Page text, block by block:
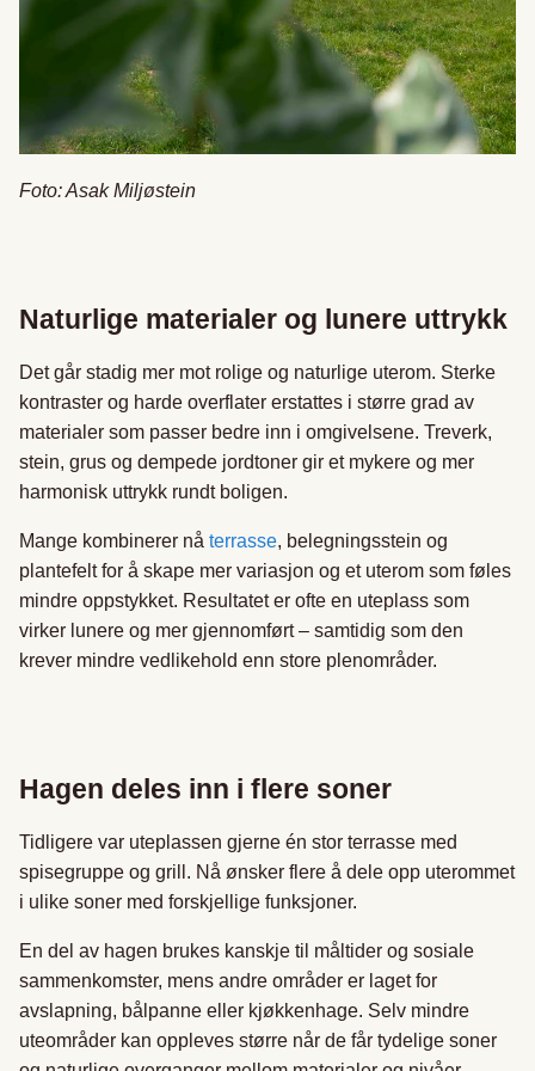
Foto: Asak Miljøstein
Naturlige materialer og lunere uttrykk
Det går stadig mer mot rolige og naturlige uterom. Sterke
kontraster og harde overflater erstattes i større grad av
materialer som passer bedre inn i omgivelsene. Treverk,
stein, grus og dempede jordtoner gir et mykere og mer
harmonisk uttrykk rundt boligen.
Mange kombinerer nå terrasse, belegningsstein og
plantefelt for å skape mer variasjon og et uterom som føles
mindre oppstykket. Resultatet er ofte en uteplass som
virker lunere og mer gjennomført – samtidig som den
krever mindre vedlikehold enn store plenområder.
Hagen deles inn i flere soner
Tidligere var uteplassen gjerne én stor terrasse med
spisegruppe og grill. Nå ønsker flere å dele opp uterommet
i ulike soner med forskjellige funksjoner.
En del av hagen brukes kanskje til måltider og sosiale
sammenkomster, mens andre områder er laget for
avslapning, bålpanne eller kjøkkenhage. Selv mindre
uteområder kan oppleves større når de får tydelige soner